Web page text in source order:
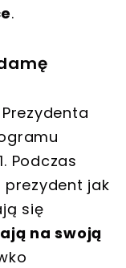
.
Podczas
prezydent jak
się
na swoją